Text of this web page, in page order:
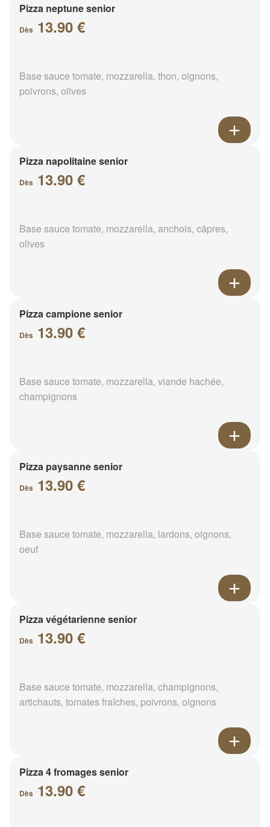
Pizza neptune senior
Dès 13.90 €
Base sauce tomate, mozzarella, thon, oignons,
poivrons, olives
Pizza napolitaine senior
Dès 13.90 €
Base sauce tomate, mozzarella, anchois, câpres,
olives
Pizza campione senior
Dès 13.90 €
Base sauce tomate, mozzarella, viande hachée,
champignons
Pizza paysanne senior
Dès 13.90 €
Base sauce tomate, mozzarella, lardons, oignons,
oeuf
Pizza végétarienne senior
Dès 13.90 €
Base sauce tomate, mozzarella, champignons,
artichauts, tomates fraîches, poivrons, oignons
Pizza 4 fromages senior
Dès 13.90 €